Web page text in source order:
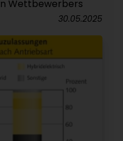
Wettbewerbers
30.05.2025